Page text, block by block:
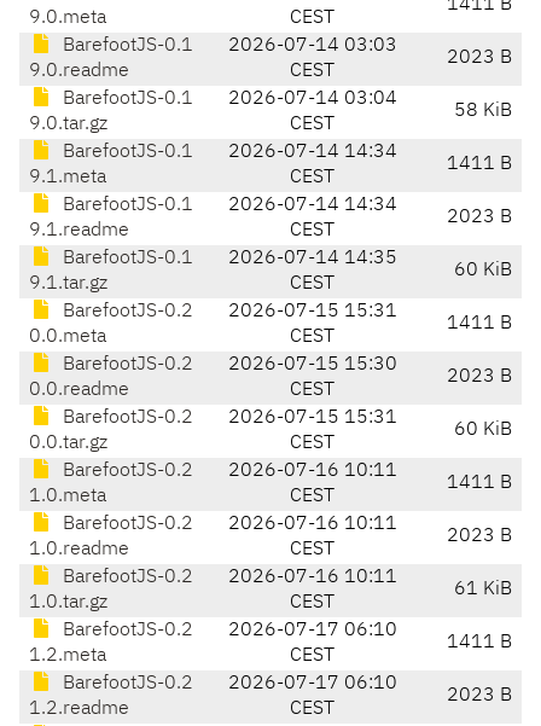
9.0.meta
CEST
1411 B
BarefootJS-0.1
9.0.readme
2026-07-14 03:03
CEST
2023 B
BarefootJS-0.1
9.0.tar.gz
2026-07-14 03:04
CEST
58 KiB
BarefootJS-0.1
9.1.meta
2026-07-14 14:34
CEST
1411 B
BarefootJS-0.1
9.1.readme
2026-07-14 14:34
CEST
2023 B
BarefootJS-0.1
9.1.tar.gz
2026-07-14 14:35
CEST
60 KiB
BarefootJS-0.2
0.0.meta
2026-07-15 15:31
CEST
1411 B
BarefootJS-0.2
0.0.readme
2026-07-15 15:30
CEST
2023 B
BarefootJS-0.2
0.0.tar.gz
2026-07-15 15:31
CEST
60 KiB
BarefootJS-0.2
1.0.meta
2026-07-16 10:11
CEST
1411 B
BarefootJS-0.2
1.0.readme
2026-07-16 10:11
CEST
2023 B
BarefootJS-0.2
1.0.tar.gz
2026-07-16 10:11
CEST
61 KiB
BarefootJS-0.2
1.2.meta
2026-07-17 06:10
CEST
1411 B
BarefootJS-0.2
1.2.readme
2026-07-17 06:10
CEST
2023 B